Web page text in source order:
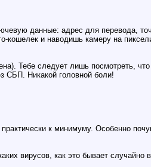
данные: адрес для перевода,
кошелек и наводишь камеру на
Тебе следует лишь посмотреть,
СБП. Никакой головной боли!
к минимуму. Особенно
вирусов, как это бывает случайно